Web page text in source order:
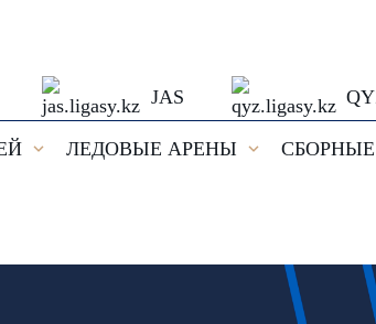
JAS
ЛЕДОВЫЕ АРЕНЫ СБОРНЫЕ